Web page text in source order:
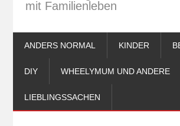
mit Familienleben
ANDERS NORMAL KINDER
DIY WHEELYMUM UND ANDERE
LIEBLINGSSACHEN